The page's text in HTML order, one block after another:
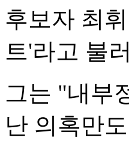
후보자 최
트'라고 불
그는 "내부
난 의혹만